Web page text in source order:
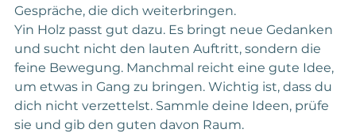
Gespräche, die dich weiterbringen.
Yin Holz passt gut dazu. Es bringt neue Gedanken
und sucht nicht den lauten Auftritt, sondern die
feine Bewegung. Manchmal reicht eine gute Idee,
um etwas in Gang zu bringen. Wichtig ist, dass du
dich nicht verzettelst. Sammle deine Ideen, prüfe
sie und gib den guten davon Raum.